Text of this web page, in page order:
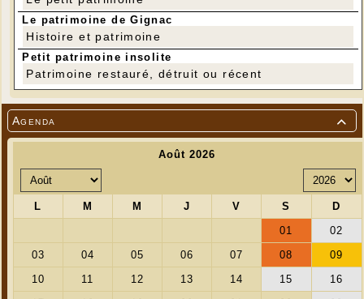

Agenda
Le patrimoine de Gignac
Histoire et patrimoine
Petit patrimoine insolite
Patrimoine restauré, détruit ou récent